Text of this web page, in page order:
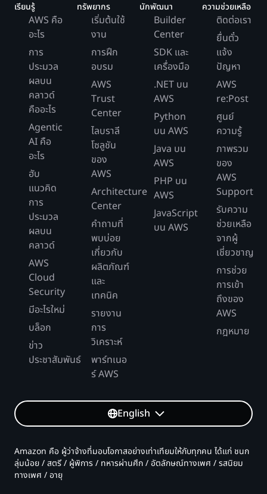
เรียนรู้
AWS คือ
อะไร
การ
ประมวล
ผลบน
คลาวด์
คืออะไร
Agentic
AI คือ
อะไร
ฮับ
แนวคิด
การ
ประมวล
ผลบน
คลาวด์
AWS
Cloud
Security
มีอะไรใหม่
บล็อก
ข่าว
ประชาสัมพันธ์
ทรัพยากร
เริ่มต้นใช้
งาน
การฝึก
อบรม
AWS
Trust
Center
ไลบราลี
โซลูชัน
ของ
AWS
Architecture
Center
คำถามที่
พบบ่อย
เกี่ยวกับ
ผลิตภัณฑ์
และ
เทคนิค
รายงาน
การ
วิเคราะห์
พาร์ทเนอ
ร์ AWS
นักพัฒนา
Builder
Center
SDK และ
เครื่องมือ
.NET บน
AWS
Python
บน AWS
Java บน
AWS
PHP บน
AWS
JavaScript
บน AWS
ความช่วยเหลือ
ติดต่อเรา
ยื่นตั๋ว
แจ้ง
ปัญหา
AWS
re:Post
ศูนย์
ความรู้
ภาพรวม
ของ
AWS
Support
รับความ
ช่วยเหลือ
จากผู้
เชี่ยวชาญ
การช่วย
การเข้า
ถึงของ
AWS
กฎหมาย
English
Amazon คือ ผู้ว่าจ้างที่มอบโอกาสอย่างเท่าเทียมให้กับทุกคน ได้แก่ ชนก
ลุ่มน้อย / สตรี / ผู้พิการ / ทหารผ่านศึก / อัตลักษณ์ทางเพศ / รสนิยม
ทางเพศ / อายุ